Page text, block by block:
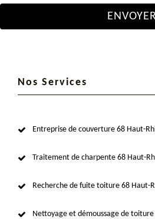
Nos Services
Entreprise de couverture 68 Haut-
Traitement de charpente 68 Haut-
Recherche de fuite toiture 68 Haut-
Nettoyage et démoussage de